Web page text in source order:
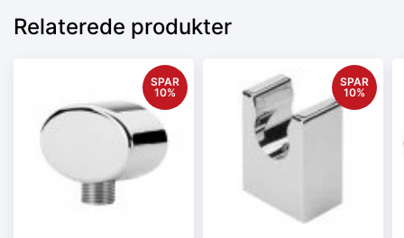
Relaterede produkter
SPAR
10%
SPAR
10%